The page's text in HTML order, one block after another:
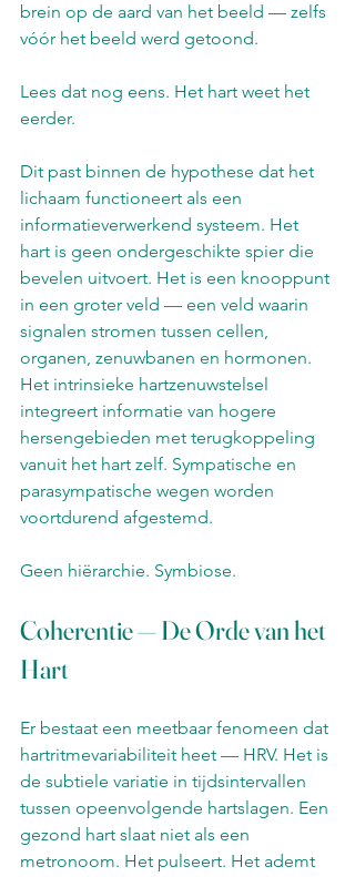
brein op de aard van het beeld — zelfs
vóór het beeld werd getoond.
Lees dat nog eens. Het hart weet het
eerder.
Dit past binnen de hypothese dat het
lichaam functioneert als een
informatieverwerkend systeem. Het
hart is geen ondergeschikte spier die
bevelen uitvoert. Het is een knooppunt
in een groter veld — een veld waarin
signalen stromen tussen cellen,
organen, zenuwbanen en hormonen.
Het intrinsieke hartzenuwstelsel
integreert informatie van hogere
hersengebieden met terugkoppeling
vanuit het hart zelf. Sympatische en
parasympatische wegen worden
voortdurend afgestemd.
Geen hiërarchie. Symbiose.
Coherentie — De Orde van het
Hart
Er bestaat een meetbaar fenomeen dat
hartritmevariabiliteit heet — HRV. Het is
de subtiele variatie in tijdsintervallen
tussen opeenvolgende hartslagen. Een
gezond hart slaat niet als een
metronoom. Het pulseert. Het ademt